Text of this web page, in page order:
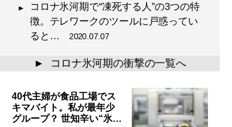
コロナ氷河期で“凍死する人”の3つの特
徴。テレワークのツールに戸惑ってい
ると… 2020.07.07
▲ コロナ氷河期の衝撃の一覧へ
40代主婦が食品工場でス
キマバイト。私が最年少
グループ？ 世知辛い“氷…